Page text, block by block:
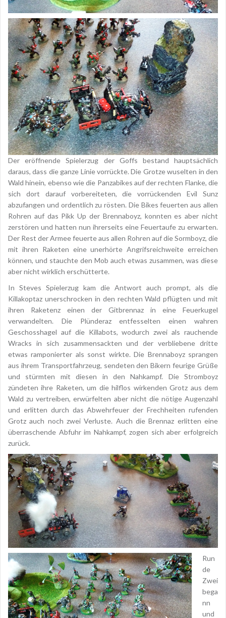
Der eröffnende Spielerzug der Goffs bestand hauptsächlich
daraus, dass die ganze Linie vorrückte. Die Grotze wuselten in den
Wald hinein, ebenso wie die Panzabikes auf der rechten Flanke, die
sich dort darauf vorbereiteten, die vorrückenden Evil Sunz
abzufangen und ordentlich zu rösten. Die Bikes feuerten aus allen
Rohren auf das Pikk Up der Brennaboyz, konnten es aber nicht
zerstören und hatten nun ihrerseits eine Feuertaufe zu erwarten.
Der Rest der Armee feuerte aus allen Rohren auf die Sormboyz, die
mit ihren Raketen eine unerhörte Angrifsreichweite erreichen
können, und stauchte den Mob auch etwas zusammen, was diese
aber nicht wirklich erschütterte.
In Steves Spielerzug kam die Antwort auch prompt, als die
Killakoptaz unerschrocken in den rechten Wald pflügten und mit
ihren Raketenz einen der Gitbrennaz in eine Feuerkugel
verwandelten. Die Plünderaz entfesselten einen wahren
Geschosshagel auf die Killabots, wodurch zwei als rauchende
Wracks in sich zusammensackten und der verbliebene dritte
etwas ramponierter als sonst wirkte. Die Brennaboyz sprangen
aus ihrem Transportfahrzeug, sendeten den Bikern feurige Grüße
und stürmten mit diesen in den Nahkampf. Die Stromboyz
zündeten ihre Raketen, um die hilflos wirkenden Grotz aus dem
Wald zu vertreiben, erwürfelten aber nicht die nötige Augenzahl
und erlitten durch das Abwehrfeuer der Frechheiten rufenden
Grotz auch noch zwei Verluste. Auch die Brennaz erlitten eine
überraschende Abfuhr im Nahkampf, zogen sich aber erfolgreich
zurück.
Run
de
Zwei
bega
nn
und